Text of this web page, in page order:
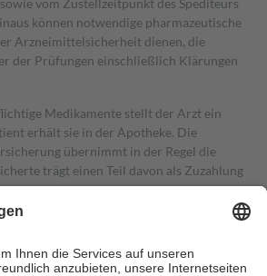
vom Zustellzeitpunkt des Spediteurs
können notwendige pharmazeutische
Arzneimittelsicherheit dienen, die
der Prüfungen einschließlich Klärungen
Medikamente stellt der Arzt ein
erhält sie in der Apotheke. Die
übernimmt in der Regel die
trägt einen Teil davon als Zuzahlung
Zuzahlungen in Höhe von zehn
Es sind jedoch nie mehr als die tatsächlichen
entrichten.